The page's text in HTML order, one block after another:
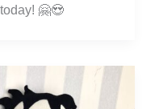
🤗😍